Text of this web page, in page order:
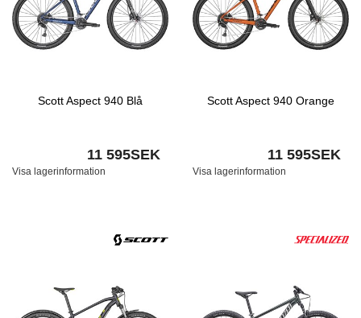
Scott Aspect 940 Blå
11 595SEK
Visa lagerinformation
Scott Aspect 940 Orange
11 595SEK
Visa lagerinformation